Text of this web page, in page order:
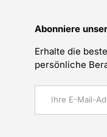
Abonniere
Erhalte die
persönliche